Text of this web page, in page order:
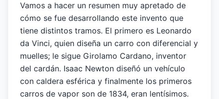
Vamos a hacer un resumen muy apretado de
cómo se fue desarrollando este invento que
tiene distintos tramos. El primero es Leonardo
da Vinci, quien diseña un carro con diferencial y
muelles; le sigue Girolamo Cardano, inventor
del cardán. Isaac Newton diseñó un vehículo
con caldera esférica y finalmente los primeros
carros de vapor son de 1834, eran lentísimos.